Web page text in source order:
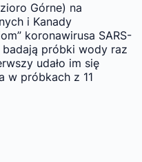
Górne) na
i Kanady
koronawirusa SARS-
próbki wody raz
udało im się
w próbkach z 11